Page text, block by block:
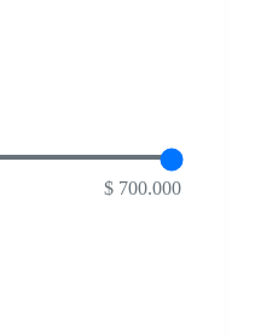
$ 700.000